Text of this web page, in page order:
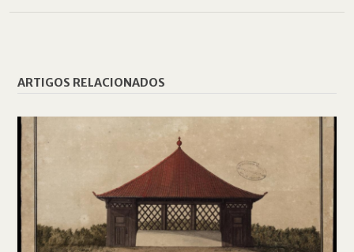
ARTIGOS RELACIONADOS